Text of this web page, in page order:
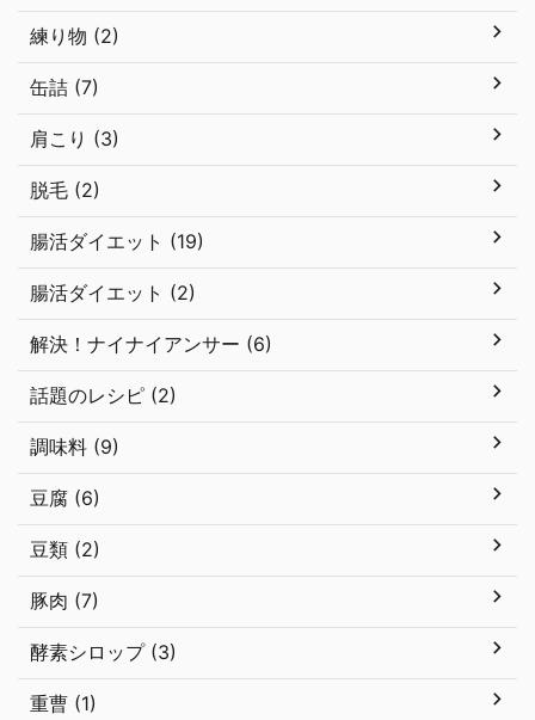
練り物 (2)
缶詰 (7)
肩こり (3)
脱毛 (2)
腸活ダイエット (19)
腸活ダイエット (2)
解決！ナイナイアンサー (6)
話題のレシピ (2)
調味料 (9)
豆腐 (6)
豆類 (2)
豚肉 (7)
酵素シロップ (3)
重曹 (1)